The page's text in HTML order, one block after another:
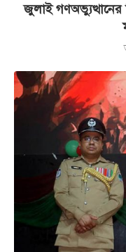
জুলাই গণঅভ্যুত্থানের